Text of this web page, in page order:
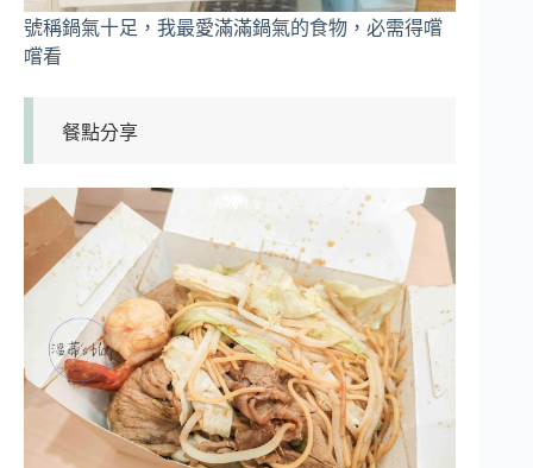
號稱鍋氣十足，我最愛滿滿鍋氣的食物，必需得嚐
嚐看
餐點分享